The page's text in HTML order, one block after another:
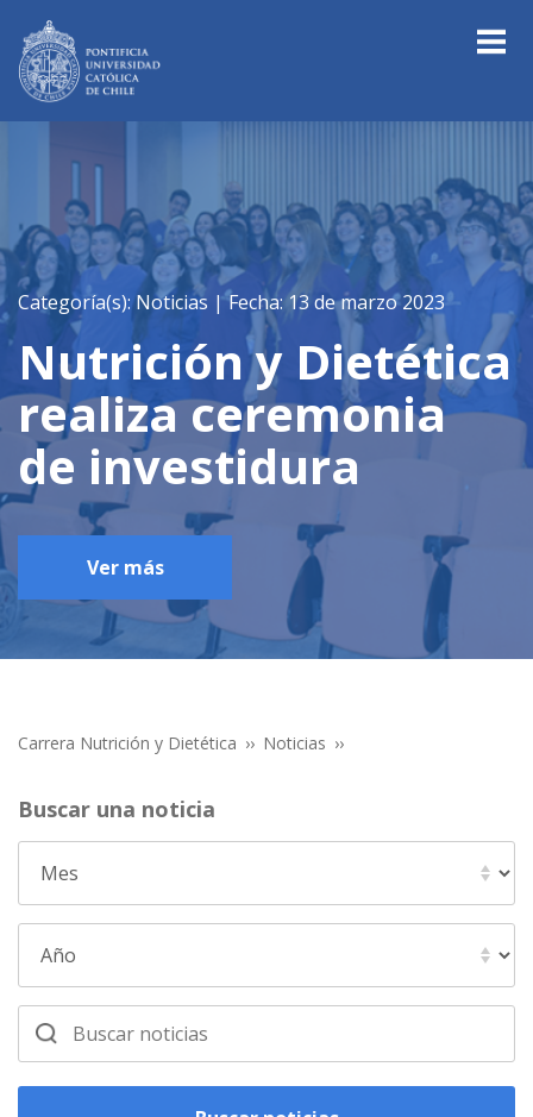
Categoría(s): Noticias |Fecha: 13 de marzo 2023
Nutrición y Dietética
realiza ceremonia
de investidura
Ver más
Carrera Nutrición y Dietética Noticias
Buscar una noticia